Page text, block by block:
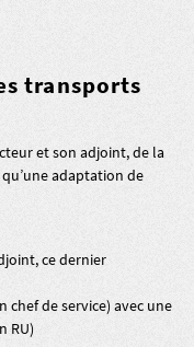
transports
et son adjoint, de la
adaptation de
ce dernier
chef de service) avec une
RU)